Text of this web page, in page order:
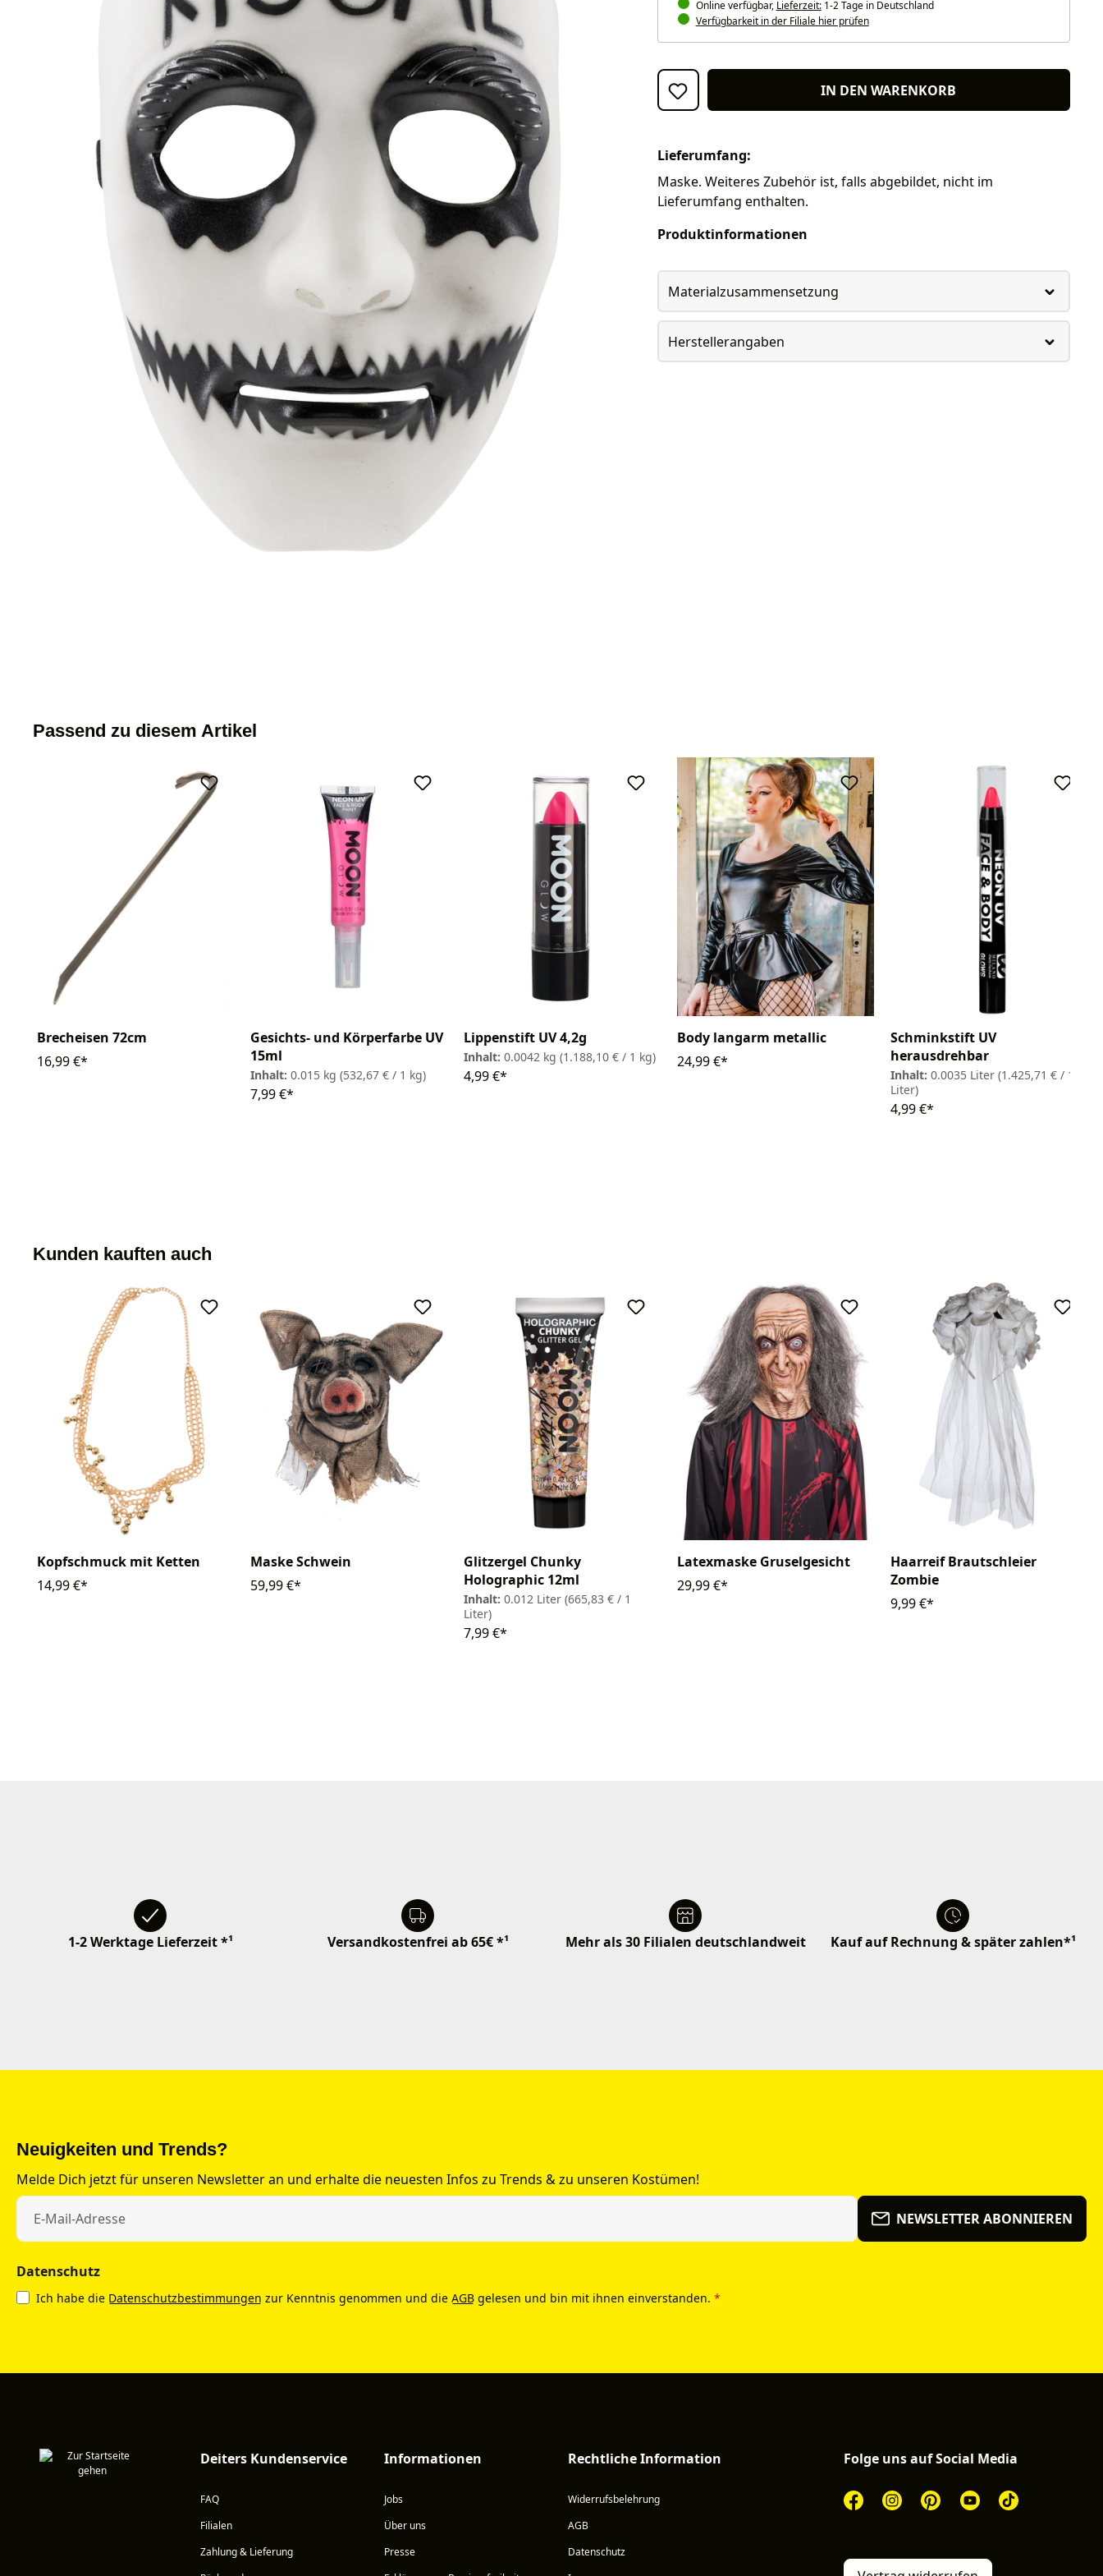
Online verfügbar, Lieferzeit:1-2 Tage in Deutschland
Verfügbarkeit in der Filiale hier prüfen
IN DEN WARENKORB
Lieferumfang:
Maske. Weiteres Zubehör ist, falls abgebildet, nicht im
Lieferumfang enthalten.
Produktinformationen
Materialzusammensetzung
Herstellerangaben
Passend zu diesem Artikel
Brecheisen 72cm
16,99 €*
Gesichts- und Körperfarbe UV
15ml
Inhalt: 0.015 kg (532,67 € / 1 kg)
7,99 €*
Lippenstift UV 4,2g
Inhalt: 0.0042 kg (1.188,10 € / 1 kg)
4,99 €*
Body langarm metallic
24,99 €*
Schminkstift UV
herausdrehbar
Inhalt: 0.0035 Liter (1.425,71 € / 1
Liter)
4,99 €*
Kunden kauften auch
Kopfschmuck mit Ketten
14,99 €*
Maske Schwein
59,99 €*
Glitzergel Chunky
Holographic 12ml
Inhalt: 0.012 Liter (665,83 € / 1
Liter)
7,99 €*
Latexmaske Gruselgesicht
29,99 €*
Haarreif Brautschleier
Zombie
9,99 €*
1-2 Werktage Lieferzeit *¹ Versandkostenfrei ab 65€ *¹ Mehr als 30 Filialen deutschlandweit Kauf auf Rechnung & später zahlen*¹
Neuigkeiten und Trends?
Melde Dich jetzt für unseren Newsletter an und erhalte die neuesten Infos zu Trends & zu unseren Kostümen!
NEWSLETTER ABONNIEREN
Datenschutz
Ich habe die Datenschutzbestimmungen zur Kenntnis genommen und die AGB gelesen und bin mit ihnen einverstanden. *
Deiters Kundenservice
FAQ
Filialen
Zahlung & Lieferung
Informationen
Jobs
Über uns
Presse
Rechtliche Information
Widerrufsbelehrung
AGB
Datenschutz
Folge uns auf Social Media